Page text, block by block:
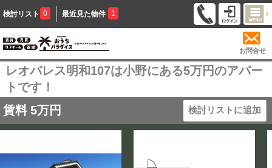
検討リスト 0 最近見た物件 1
お問合せ
レオパレス明和107は小野にある5万円のアパー
トです！
賃料 5万円 検討リストに追加